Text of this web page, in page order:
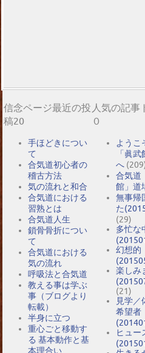
信念ページ最近の投
稿20
手ほどきについ
て
合気道初心者の
稽古方法
気の流れと和合
合気道における
習熟とは
合気道人生
鎖骨骨折につい
て
合気道における
気の流れ
呼吸法と合気道
教える事は学ぶ
事（ブログより
転載）
半身に立つ
重心ごと移動す
る 基本動作と基
本理合い
人気の記事
０
ようこ
「眞
へ
合気道
館」道
無事帰
た
(29)
多忙な
幻想的
楽しみ
(21)
見学／
希望者
ヒュー